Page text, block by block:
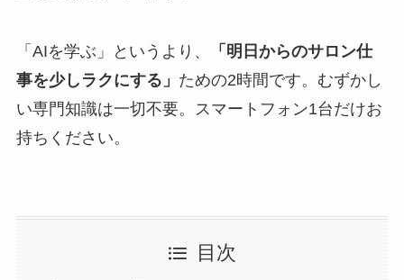
「AIを学ぶ」というより、
「明日からのサロン仕
事を少しラクにする」 ための2時間です。むずかし
い専門知識は一切不要。スマートフォン1台だけお
持ちください。
目次